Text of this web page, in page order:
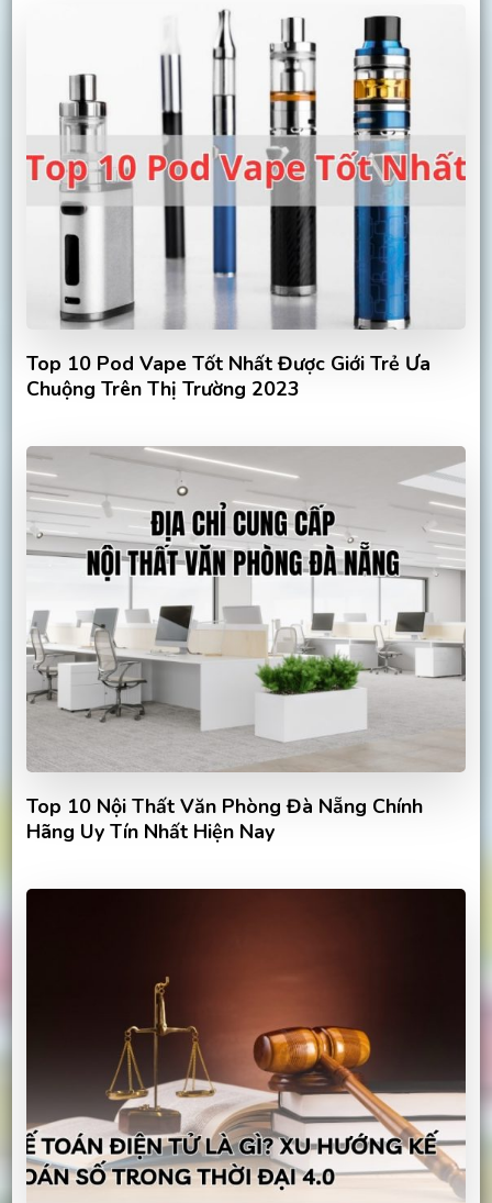
Top 10 Pod Vape Tốt Nhất Được Giới Trẻ Ưa
Chuộng Trên Thị Trường 2023
Top 10 Nội Thất Văn Phòng Đà Nẵng Chính
Hãng Uy Tín Nhất Hiện Nay